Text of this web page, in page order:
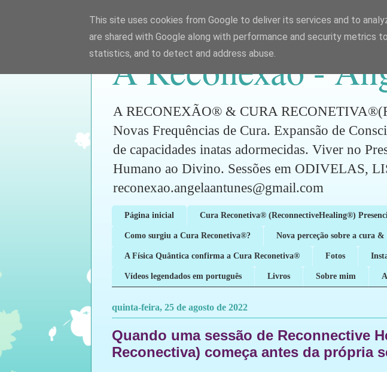
A Reconexão -
A RECONEXÃO® & CURA
Novas Frequências de Cura. Expansão de
de capacidades inatas adormecidas. Viver no
Humano ao Divino. Sessões em ODIVELAS,
reconexao.angelaantunes@gmail.com
Página inicial Cura Reconetiva® (ReconnectiveHealing®)
Como surgiu a Cura Reconetiva®? Nova perceção sobre a cura &
A Física Quântica confirma a Cura Reconetiva® Fotos
Vídeos legendados em português Livros Sobre mim
quinta-feira, 25 de agosto de 2022
Quando uma sessão de Reconnective
Reconectiva) começa antes da própria
This site uses cookies from Google to deliver its services and to
are shared with Google along with performance and security metrics
statistics, and to detect and address abuse.